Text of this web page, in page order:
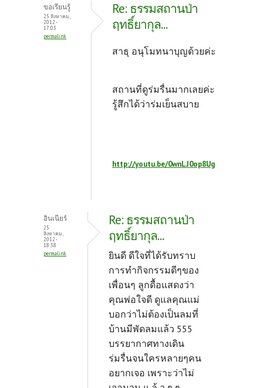
ขอเรียนรู้
25 สิงหาคม,
2012 -
17:03
permalink
Re: ธรรมสถานป่า
ฤทธิ์ยากุล...
สาธุ อนุโมทนาบุญด้วยค่ะ
สถานที่ดูร่มรื่นมากเลยค่ะ
รู้สึกได้ว่าร่มเย็นสบาย
http://youtu.be/0wnLJ0op8Ug
อินเนียร์
25
สิงหาคม,
2012 -
18:38
permalink
Re: ธรรมสถานป่า
ฤทธิ์ยากุล...
ยินดี ดีใจที่ได้รับทราบ
การทำกิจกรรมดีๆของ
เพื่อนๆ ลูกดื้อแสดงว่า
คุณพ่อใจดี ดูแลคุณแม่
บอกว่าไม่ต้องเป็นลมที่
บ้านมีพัดลมแล้ว 555
บรรยากาศทางเดิน
ร่มรื่นจนใครหลายๆคน
อยากเจอ เพราะว่าไม่